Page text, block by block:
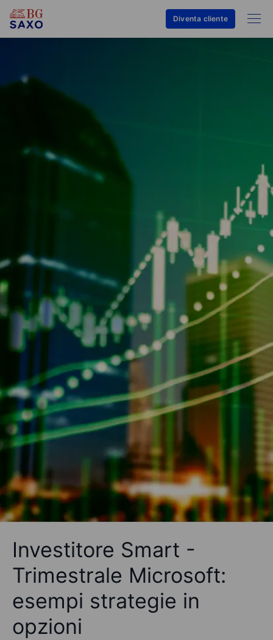
Diventa cliente
Investitore Smart -
Trimestrale Microsoft:
esempi strategie in
opzioni